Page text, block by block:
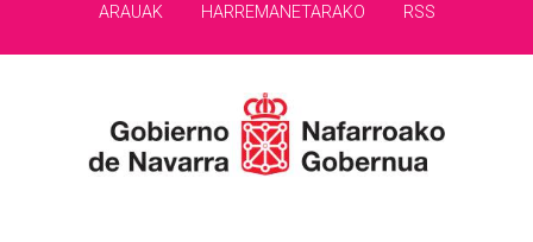
ARAUAK HARREMANETARAKO RSS